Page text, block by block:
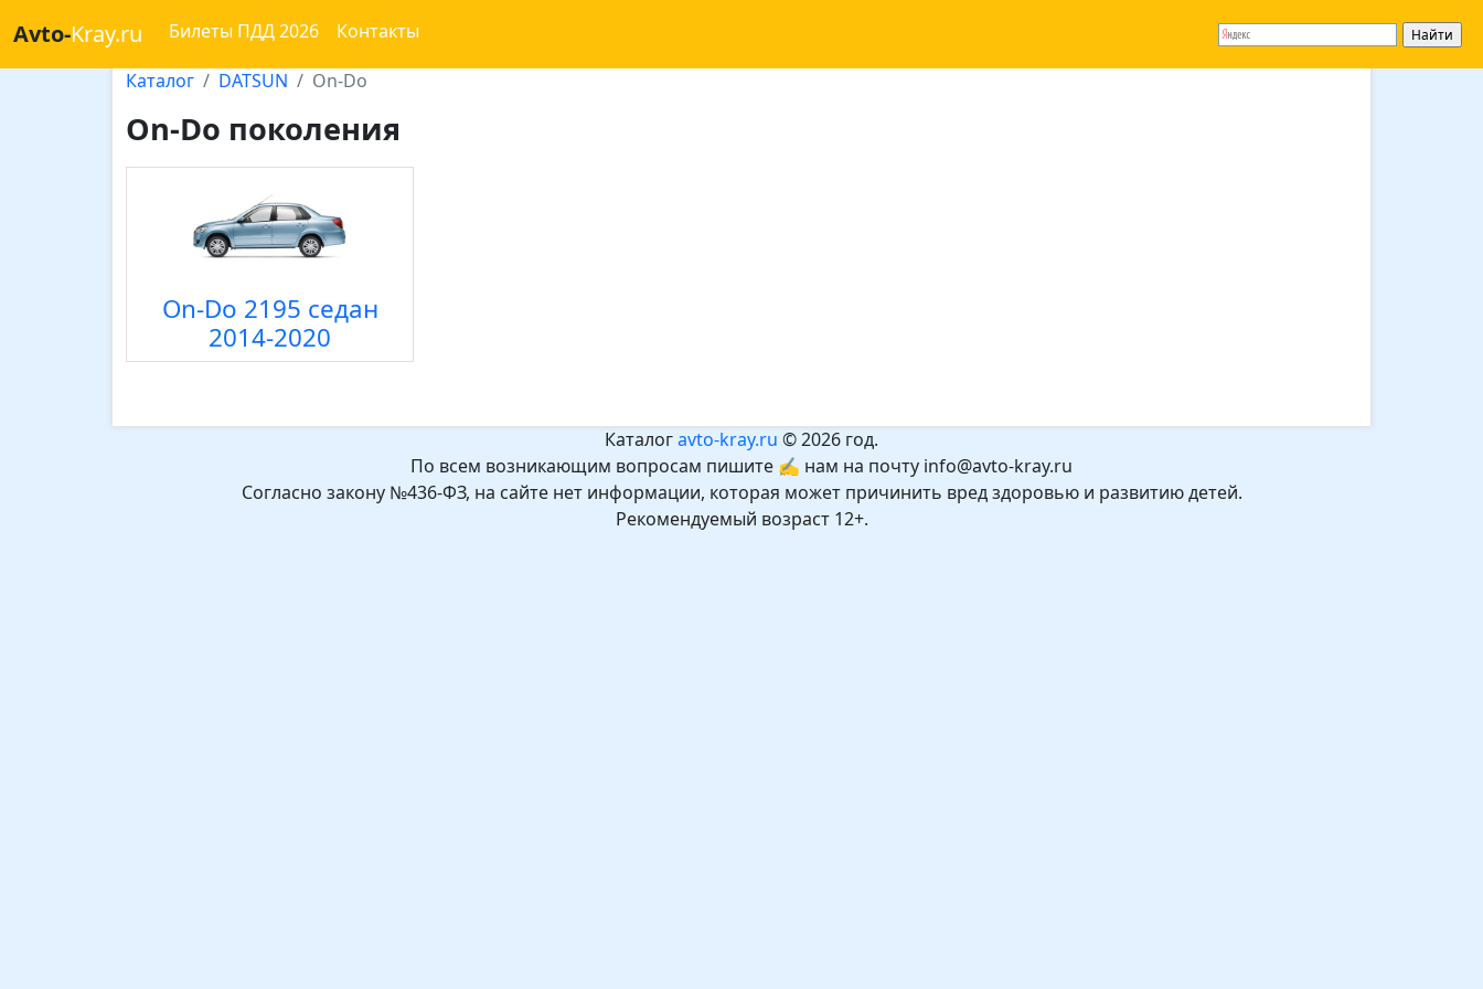
Avto-Kray.ru Билеты ПДД 2026 Контакты
Каталог DATSUN On-Do
On-Do поколения
On-Do 2195 седан
2014-2020
Каталогavto-kray.ru © 2026 год.
По всем возникающим вопросам пишите ✍ нам на почту info@avto-kray.ru
Согласно закону №436-ФЗ, на сайте нет информации, которая может причинить вред здоровью и развитию детей.
Рекомендуемый возраст 12+.